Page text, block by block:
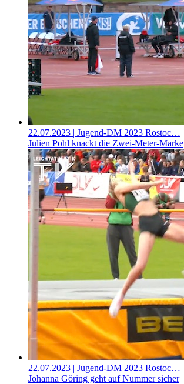
22.07.2023 | Jugend-DM 2023 Rostoc…
Julien Pohl knackt die Zwei-Meter-Marke
22.07.2023 | Jugend-DM 2023 Rostoc…
Johanna Göring geht auf Nummer sicher